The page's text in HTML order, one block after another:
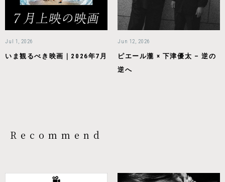
Jul 1, 2026
いま観るべき映画｜2026年7月
Jun 12, 2026
ピエール瀧 × 下津優太 – 逆の
逆へ
Recommend